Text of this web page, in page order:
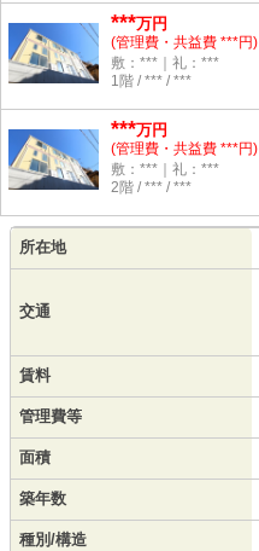
***万円
(管理費・共益費 ***円)
敷：***｜礼：***
1階 / *** / ***
***万円
(管理費・共益費 ***円)
敷：***｜礼：***
2階 / *** / ***
所在地
交通
賃料
管理費等
面積
築年数
種別/構造